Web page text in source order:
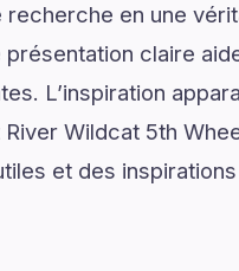
en une
claire
L’inspiration
Wildcat 5th
et des